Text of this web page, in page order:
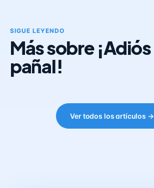
SIGUE LEYENDO
Más sobre ¡Adiós
pañal!
Ver todos los artículos →